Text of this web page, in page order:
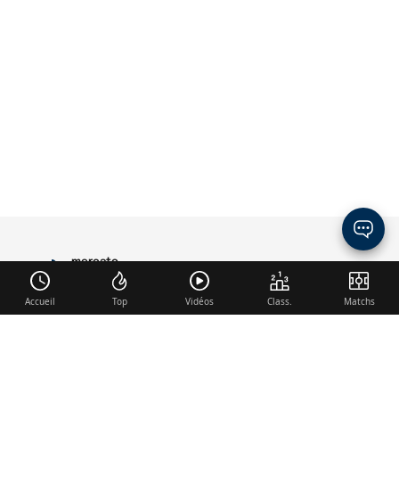
mercato
PARIS
Accueil Top Vidéos Class. Matchs